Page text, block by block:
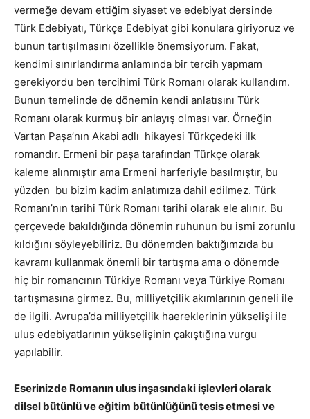
vermeğe devam ettiğim siyaset ve edebiyat dersinde
Türk Edebiyatı, Türkçe Edebiyat gibi konulara giriyoruz ve
bunun tartışılmasını özellikle önemsiyorum. Fakat,
kendimi sınırlandırma anlamında bir tercih yapmam
gerekiyordu ben tercihimi Türk Romanı olarak kullandım.
Bunun temelinde de dönemin kendi anlatısını Türk
Romanı olarak kurmuş bir anlayış olması var. Örneğin
Vartan Paşa’nın Akabi adlı hikayesi Türkçedeki ilk
romandır. Ermeni bir paşa tarafından Türkçe olarak
kaleme alınmıştır ama Ermeni harferiyle basılmıştır, bu
yüzden bu bizim kadim anlatımıza dahil edilmez. Türk
Romanı’nın tarihi Türk Romanı tarihi olarak ele alınır. Bu
çerçevede bakıldığında dönemin ruhunun bu ismi zorunlu
kıldığını söyleyebiliriz. Bu dönemden baktığımzıda bu
kavramı kullanmak önemli bir tartışma ama o dönemde
hiç bir romancının Türkiye Romanı veya Türkiye Romanı
tartışmasına girmez. Bu, milliyetçilik akımlarının geneli ile
de ilgili. Avrupa’da milliyetçilik haereklerinin yükselişi ile
ulus edebiyatlarının yükselişinin çakıştığına vurgu
yapılabilir.
Eserinizde Romanın ulus inşasındaki işlevleri olarak
dilsel bütünlü ve eğitim bütünlüğünü tesis etmesi ve